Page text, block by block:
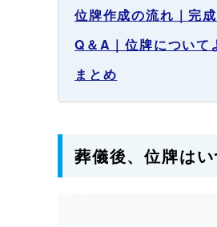
位牌作成の流れ｜完
Q＆A｜位牌について
まとめ
葬儀後、位牌は